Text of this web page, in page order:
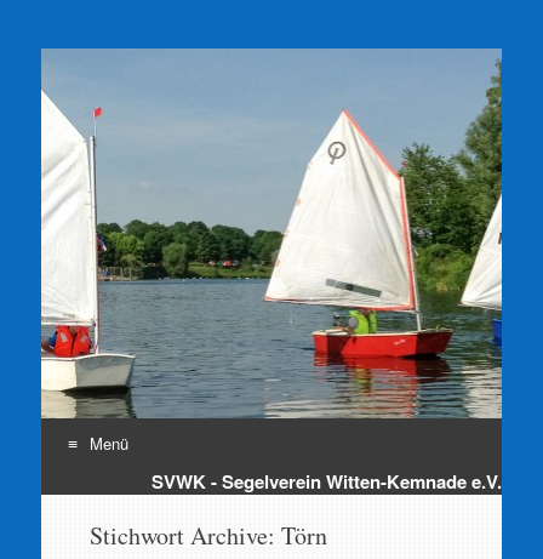
SVWK e.V.
Segelverein Witten-Kemnade e.V.
Menü
Zum
springen
SVWK - Segelverein Witten-Kemnade e.V.
Stichwort Archive: Törn